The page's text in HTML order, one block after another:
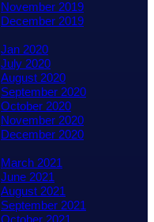
November 2019
December 2019
Jan 2020
July 2020
August 2020
September 2020
October 2020
November 2020
December 2020
March 2021
June 2021
August 2021
September 2021
October 2021